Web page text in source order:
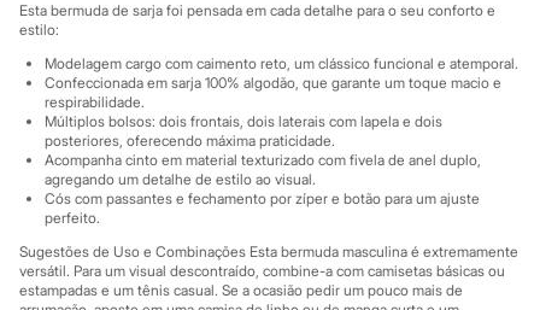
Acessórios
Blusas
Calçados
Leggings
Shorts e Bermudas
Tops
Moda íntima
Calcinhas
Cintas e Modeladores
Meias
Pijamas
Sutiãs e Tops
Moda praia
Biquínis
Esta bermuda de sarja foi pensada em cada detalhe para o seu conforto e
estilo:
Modelagem cargo com caimento reto, um clássico funcional e atemporal.
Confeccionada em sarja 100% algodão, que garante um toque macio e
respirabilidade.
Múltiplos bolsos: dois frontais, dois laterais com lapela e dois
posteriores, oferecendo máxima praticidade.
Acompanha cinto em material texturizado com fivela de anel duplo,
agregando um detalhe de estilo ao visual.
Cós com passantes e fechamento por zíper e botão para um ajuste
perfeito.
Sugestões de Uso e Combinações Esta bermuda masculina é extremamente
versátil. Para um visual descontraído, combine-a com camisetas básicas ou
estampadas e um tênis casual. Se a ocasião pedir um pouco mais de